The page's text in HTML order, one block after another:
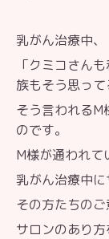
乳がん治療中、
「クミコさん
族もそう思って
そう言われるM
のです。
M様が通われて
乳がん治療中
その方たちの
サロンのあり方